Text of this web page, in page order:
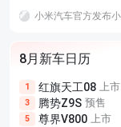
8月新车日历
1 红旗天工08 上市
3 腾势Z9S 预售
5 尊界V800 上市